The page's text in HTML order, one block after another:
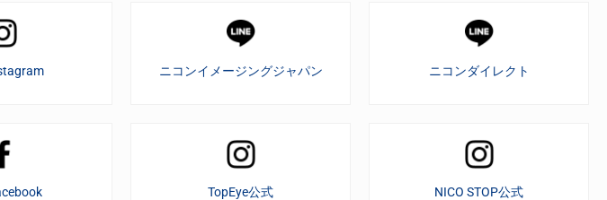
ニコンイメージングジャパン ニコンダイレクト
TopEye公式 NICO STOP公式